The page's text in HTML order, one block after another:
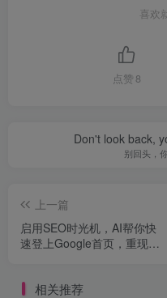
喜欢
点赞 8
Don't look back,
别回头，
上一篇
启用SEO时光机，AI帮你快
速登上Google首页，重现早
相关推荐